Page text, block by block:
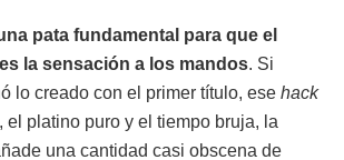
pata fundamental para que el
la sensación a los mandos. Si
lo creado con el primer título, ese hack
el platino puro y el tiempo bruja, la
una cantidad casi obscena de